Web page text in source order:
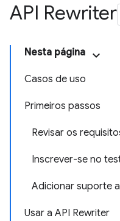
API Rewriter
Nesta página
Casos de uso
Primeiros passos
Revisar os
Inscrever-se no
Adicionar suporte
Usar a API Rewriter